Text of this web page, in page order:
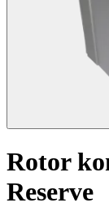
Rotor
Reserve